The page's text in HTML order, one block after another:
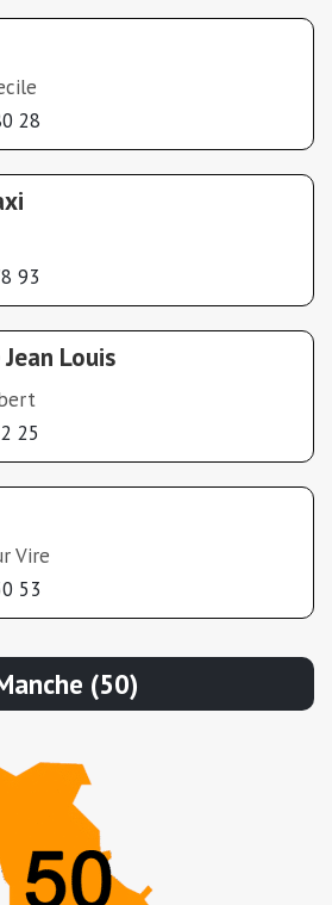
28
93
Louis
25
Vire
53
(50)